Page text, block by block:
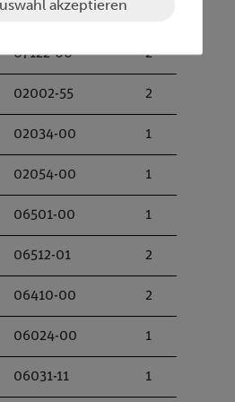
07122-00 2
02002-55 2
02034-00 1
02054-00 1
06501-00 1
06512-01 2
06410-00 2
06024-00 1
06031-11 1
akzeptieren